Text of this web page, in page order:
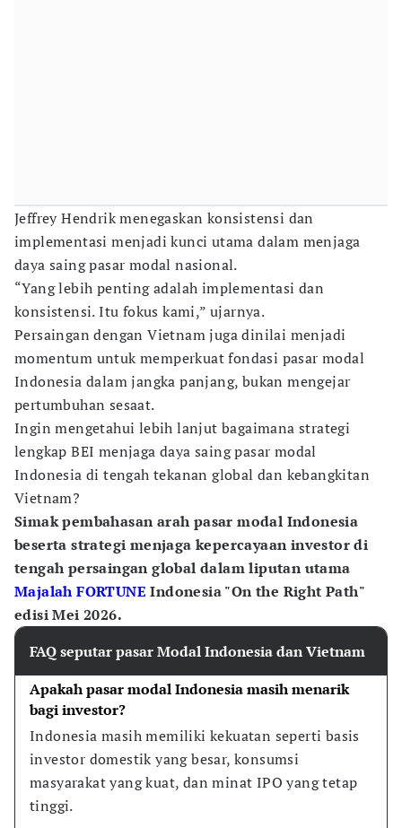
Jeffrey Hendrik menegaskan konsistensi dan
implementasi menjadi kunci utama dalam menjaga
daya saing pasar modal nasional.
“Yang lebih penting adalah implementasi dan
konsistensi. Itu fokus kami,” ujarnya.
Persaingan dengan Vietnam juga dinilai menjadi
momentum untuk memperkuat fondasi pasar modal
Indonesia dalam jangka panjang, bukan mengejar
pertumbuhan sesaat.
Ingin mengetahui lebih lanjut bagaimana strategi
lengkap BEI menjaga daya saing pasar modal
Indonesia di tengah tekanan global dan kebangkitan
Vietnam?
Simak pembahasan arah pasar modal Indonesia
beserta strategi menjaga kepercayaan investor di
tengah persaingan global dalam liputan utama
Majalah FORTUNE Indonesia "On the Right Path"
edisi Mei 2026.
FAQ seputar pasar Modal Indonesia dan Vietnam
Apakah pasar modal Indonesia masih menarik
bagi investor?
Indonesia masih memiliki kekuatan seperti basis
investor domestik yang besar, konsumsi
masyarakat yang kuat, dan minat IPO yang tetap
tinggi.